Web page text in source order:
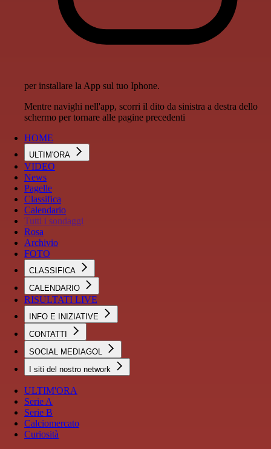
per installare la App sul tuo Iphone.
Mentre navighi nell'app, scorri il dito da sinistra a destra dello
schermo per tornare alle pagine precedenti
HOME
ULTIM'ORA
VIDEO
News
Pagelle
Classifica
Calendario
Tutti i sondaggi
Rosa
Archivio
FOTO
CLASSIFICA
CALENDARIO
RISULTATI LIVE
INFO E INIZIATIVE
CONTATTI
SOCIAL MEDIAGOL
I siti del nostro network
ULTIM'ORA
Serie A
Serie B
Calciomercato
Curiosità